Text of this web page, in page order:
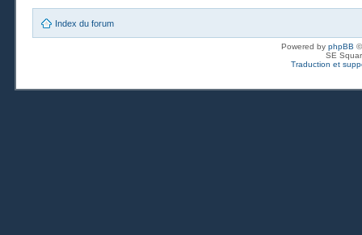
Index du forum
Powered by phpBB
SE
Traduction et